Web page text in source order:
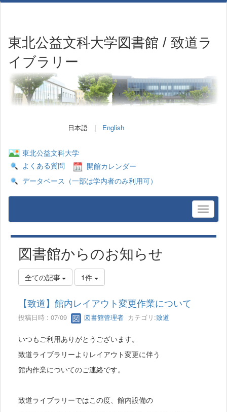
東北公益文科大学図書館 / 致道ラ
イブラリー
日本語 | English
東北公益文科大学
よくある質問
開館カレンダー
データベース（一部は学内者のみ利用可）
図書館からのお知らせ
全ての記事 1件
【致道】館内レイアウト変更作業について
投稿日時 : 07/09 図書館管理者 カテゴリ:致道
いつもご利用ありがとうございます。
致道ライブラリーよりレイアウト変更に伴う
館内作業についてのご連絡です。
致道ライブラリーではこの度、館内設備の